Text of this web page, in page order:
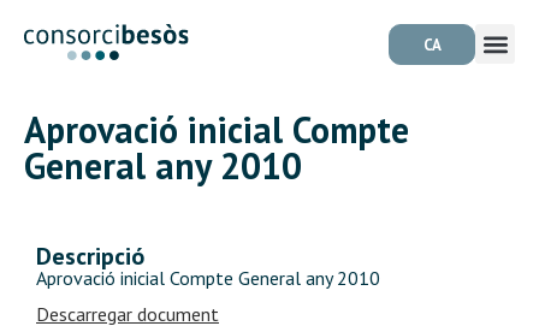
CA
Aprovació inicial Compte
General any 2010
Descripció
Aprovació inicial Compte General any 2010
Descarregar document